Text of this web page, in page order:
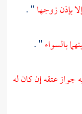
بإذن زوجها" .
بالسواء" .
جواز عتقه إن كان له